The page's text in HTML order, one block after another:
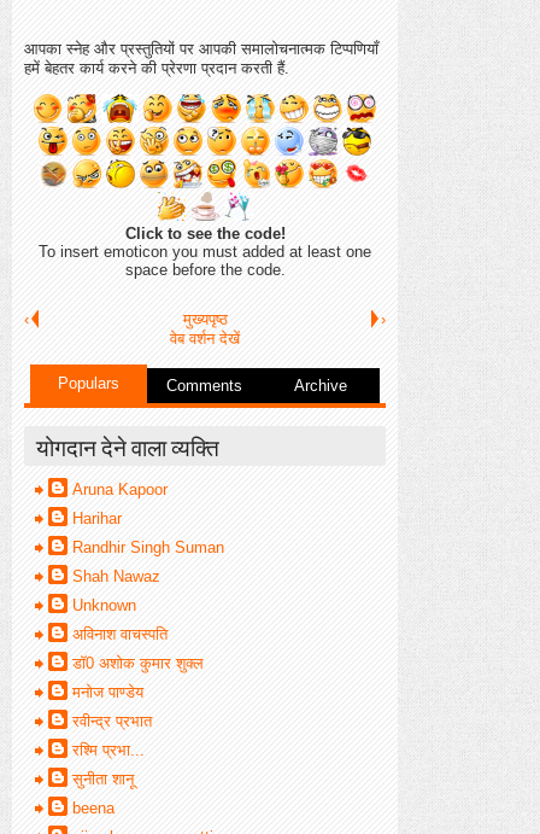
आपका स्नेह और प्रस्तुतियों पर आपकी समालोचनात्मक टिप्पणियाँ
हमें बेहतर कार्य करने की प्रेरणा प्रदान करती हैं.
Click to see the code!
To insert emoticon you must added at least one
space before the code.
‹ ›
मुख्यपृष्ठ
वेब वर्शन देखें
Populars Comments Archive
योगदान देने वाला व्यक्ति
Aruna Kapoor
Harihar
Randhir Singh Suman
Shah Nawaz
Unknown
अविनाश वाचस्पति
डॉ0 अशोक कुमार शुक्ल
मनोज पाण्डेय
रवीन्द्र प्रभात
रश्मि प्रभा...
सुनीता शानू
beena